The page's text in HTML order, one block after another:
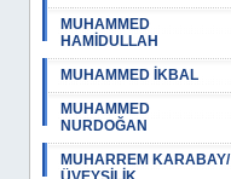
MUHAMMED
HAMİDULLAH
MUHAMMED İKBAL
MUHAMMED
NURDOĞAN
MUHARREM KARABAY/